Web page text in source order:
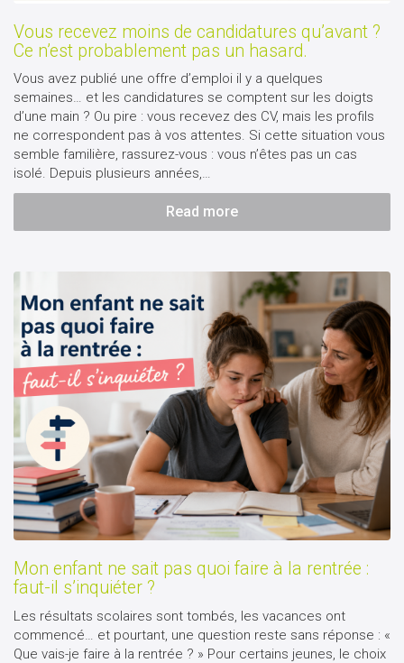
Vous recevez moins de candidatures qu’avant ?
Ce n’est probablement pas un hasard.
Vous avez publié une offre d’emploi il y a quelques
semaines… et les candidatures se comptent sur les doigts
d’une main ? Ou pire : vous recevez des CV, mais les profils
ne correspondent pas à vos attentes. Si cette situation vous
semble familière, rassurez-vous : vous n’êtes pas un cas
isolé. Depuis plusieurs années,…
Read more
Mon enfant ne sait pas quoi faire à la rentrée :
faut-il s’inquiéter ?
Les résultats scolaires sont tombés, les vacances ont
commencé… et pourtant, une question reste sans réponse : «
Que vais-je faire à la rentrée ? » Pour certains jeunes, le choix